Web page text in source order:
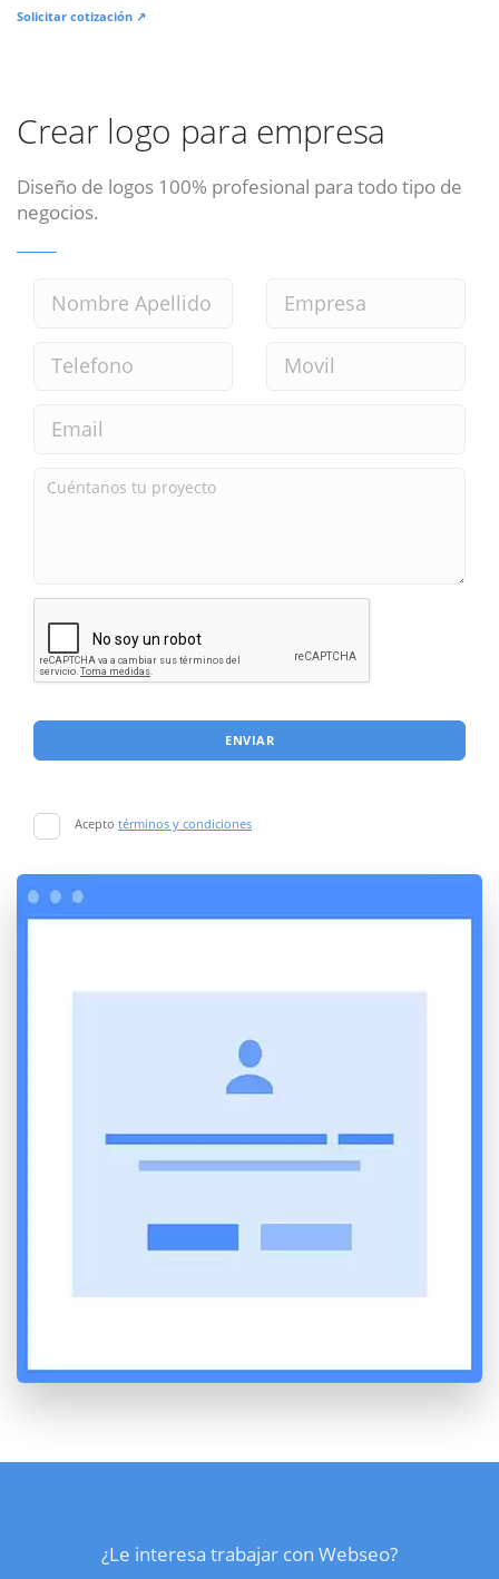
Solicitar cotización ↗
Crear logo para empresa
Diseño de logos 100% profesional para todo tipo de
negocios.
ENVIAR
Acepto términos y condiciones
¿Le interesa trabajar con Webseo?